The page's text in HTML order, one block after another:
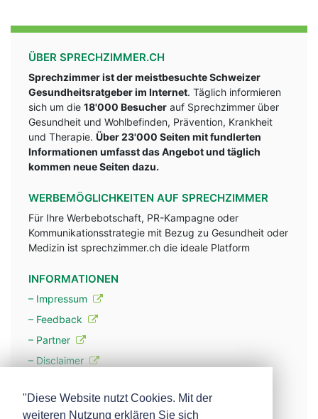
ÜBER SPRECHZIMMER.CH
Sprechzimmer ist der meistbesuchte Schweizer
Gesundheitsratgeber im Internet. Täglich informieren
sich um die 18'000 Besucher auf Sprechzimmer über
Gesundheit und Wohlbefinden, Prävention, Krankheit
und Therapie. Über 23'000 Seiten mit fundlerten
Informationen umfasst das Angebot und täglich
kommen neue Seiten dazu.
WERBEMÖGLICHKEITEN AUF SPRECHZIMMER
Für Ihre Werbebotschaft, PR-Kampagne oder
Kommunikationsstrategie mit Bezug zu Gesundheit oder
Medizin ist sprechzimmer.ch die ideale Platform
INFORMATIONEN
– Impressum
– Feedback
– Partner
– Disclaimer
– Werbung
"Diese Website nutzt Cookies. Mit der
weiteren Nutzung erklären Sie sich